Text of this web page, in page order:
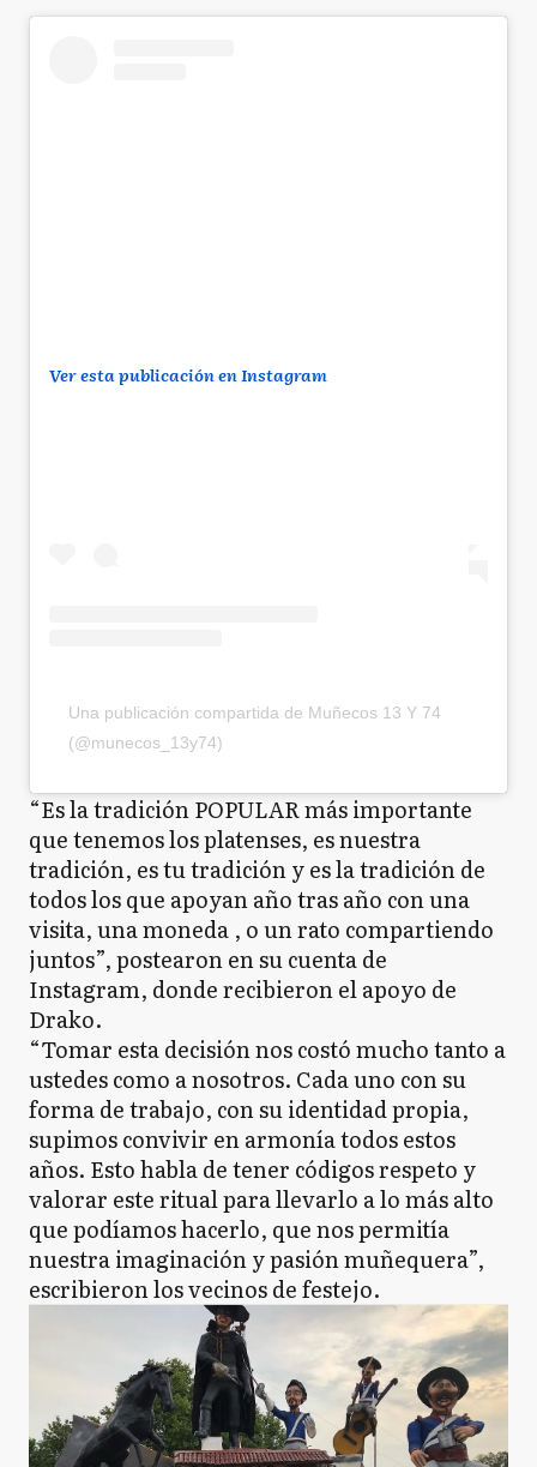
Ver esta publicación en Instagram
Una publicación compartida de Muñecos 13 Y 74
(@munecos_13y74)
“Es la tradición POPULAR más importante
que tenemos los platenses, es nuestra
tradición, es tu tradición y es la tradición de
todos los que apoyan año tras año con una
visita, una moneda , o un rato compartiendo
juntos”, postearon en su cuenta de
Instagram, donde recibieron el apoyo de
Drako.
“Tomar esta decisión nos costó mucho tanto a
ustedes como a nosotros. Cada uno con su
forma de trabajo, con su identidad propia,
supimos convivir en armonía todos estos
años. Esto habla de tener códigos respeto y
valorar este ritual para llevarlo a lo más alto
que podíamos hacerlo, que nos permitía
nuestra imaginación y pasión muñequera”,
escribieron los vecinos de festejo.